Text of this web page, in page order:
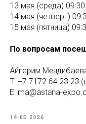
13 мая (среда)
14 мая (четверг)
15 мая (пятница)
По вопросам
Айгерим
Т: +7 7172 64 23 23
Е: ma@astana-
14.05.2026